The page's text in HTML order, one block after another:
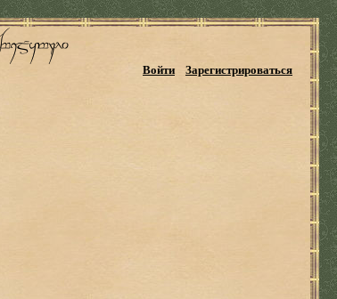
Войти Зарегистрироваться